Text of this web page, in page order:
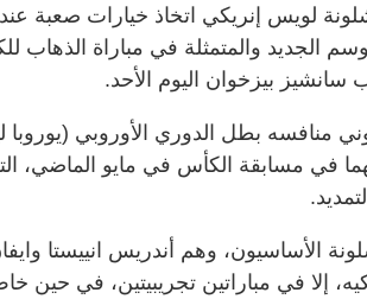
لويس إنريكي اتخاذ خيارات صعبة
الجديد والمتمثلة في مباراة الذهاب
بيزخوان اليوم الأحد.
منافسه بطل الدوري الأوروبي
في مسابقة الكأس في مايو الماضي،
الأساسيون، وهم أندريس انييستا
إلا في مباراتين تجريبيتين، في حين